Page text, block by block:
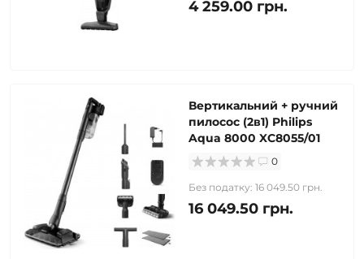
4 259.00 грн.
Вертикальний + ручний
пилосос (2в1) Philips
Aqua 8000 XC8055/01
0
Без податку: 16 049.50 грн.
16 049.50 грн.